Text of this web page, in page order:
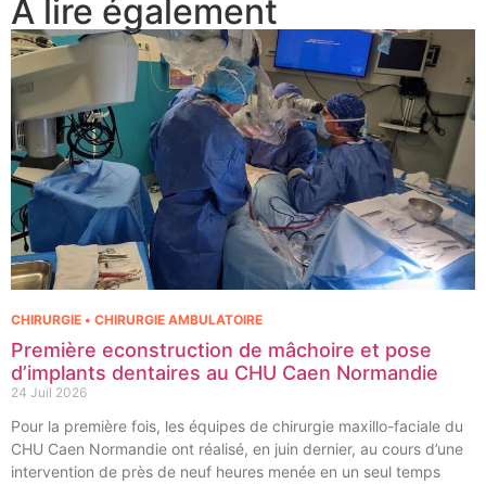
À lire également
Première econstruction de mâchoire et pose
d’implants dentaires au CHU Caen Normandie
24 Juil 2026
CHIRURGIE • CHIRURGIE AMBULATOIRE
Pour la première fois, les équipes de chirurgie maxillo-faciale du
CHU Caen Normandie ont réalisé, en juin dernier, au cours d’une
intervention de près de neuf heures menée en un seul temps